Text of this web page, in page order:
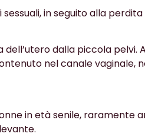
in seguito alla
dalla piccola pelvi.
nel canale vaginale,
in età senile, raramente